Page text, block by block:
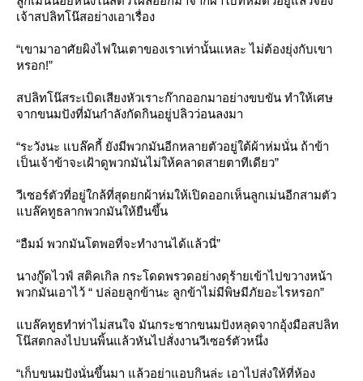
เจ้าสปลิทโน๊สอย่างเอาเรื่อง
“เขามาอาศัยผิงไฟในเตาของเราเท่านั้นแหละ ไม่ต้องยุ่งกับเขา
หรอก!”
สปลิทโน๊สระเบิดเสียงหัวเราะก๊ากออกมาอย่างขบขัน ทำให้เศษ
จากขนมปังที่มันกำลังกัดกินอยู่ปลิวว่อนลงมา
“ระวังนะ แบล๊คกี้ ยังมีพวกมันอีกหลายตัวอยู่ใต้ผ้าห่มนั่น ถ้าข้า
เป็นเจ้าข้าจะเฝ้าดูพวกมันไม่ให้คลาดสายตาทีเดียว”
วีเซอร์ตัวที่อยู่ใกล้ที่สุดยกผ้าห่มให้เปิดออกเห็นลูกเม่นอีกสามตัว
บล๊คทูธลากพวกมันให้ยืนขึ้น
“อืมม์ พวกมันโตพอที่จะทำงานได้แล้วนี่”
นางกู๊ดไวฟ์ สติคเกิล กระโดดพรวดอย่างดุร้ายเข้าไปขวางหน้า
พวกมันเอาไว้ “ ปล่อยลูกข้านะ ลูกข้าไม่มีพิษมีภัยอะไรหรอก”
บล๊คทูธทำท่าไม่สนใจ มันกระชากขนมปังหลุดจากอุ้งมือสปลิท
น๊สตกลงไปบนพิ้นแล้วหันไปสั่งงานวีเซอร์ตัวหนึ่ง
“เก็บขนมปังนั่นขึ้นมา แล้วอย่าแอบกินล่ะ เอาไปส่งให้ที่ห้อง